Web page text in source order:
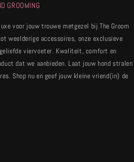
GROOMING
voor jouw trouwe metgezel bij The Groom
weelderige accessoires, onze exclusieve
viervoeter. Kwaliteit, comfort en
dat we aanbieden. Laat jouw hond stralen
Shop nu en geef jouw kleine vriend(in) de